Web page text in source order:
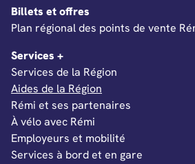
Billets et offres
Ouverture dans un nouvel onglet
Plan régional des points de vente
Services +
Services de la Région
Aides de la Région
Rémi et ses partenaires
À vélo avec Rémi
Employeurs et mobilité
Services à bord et en gare